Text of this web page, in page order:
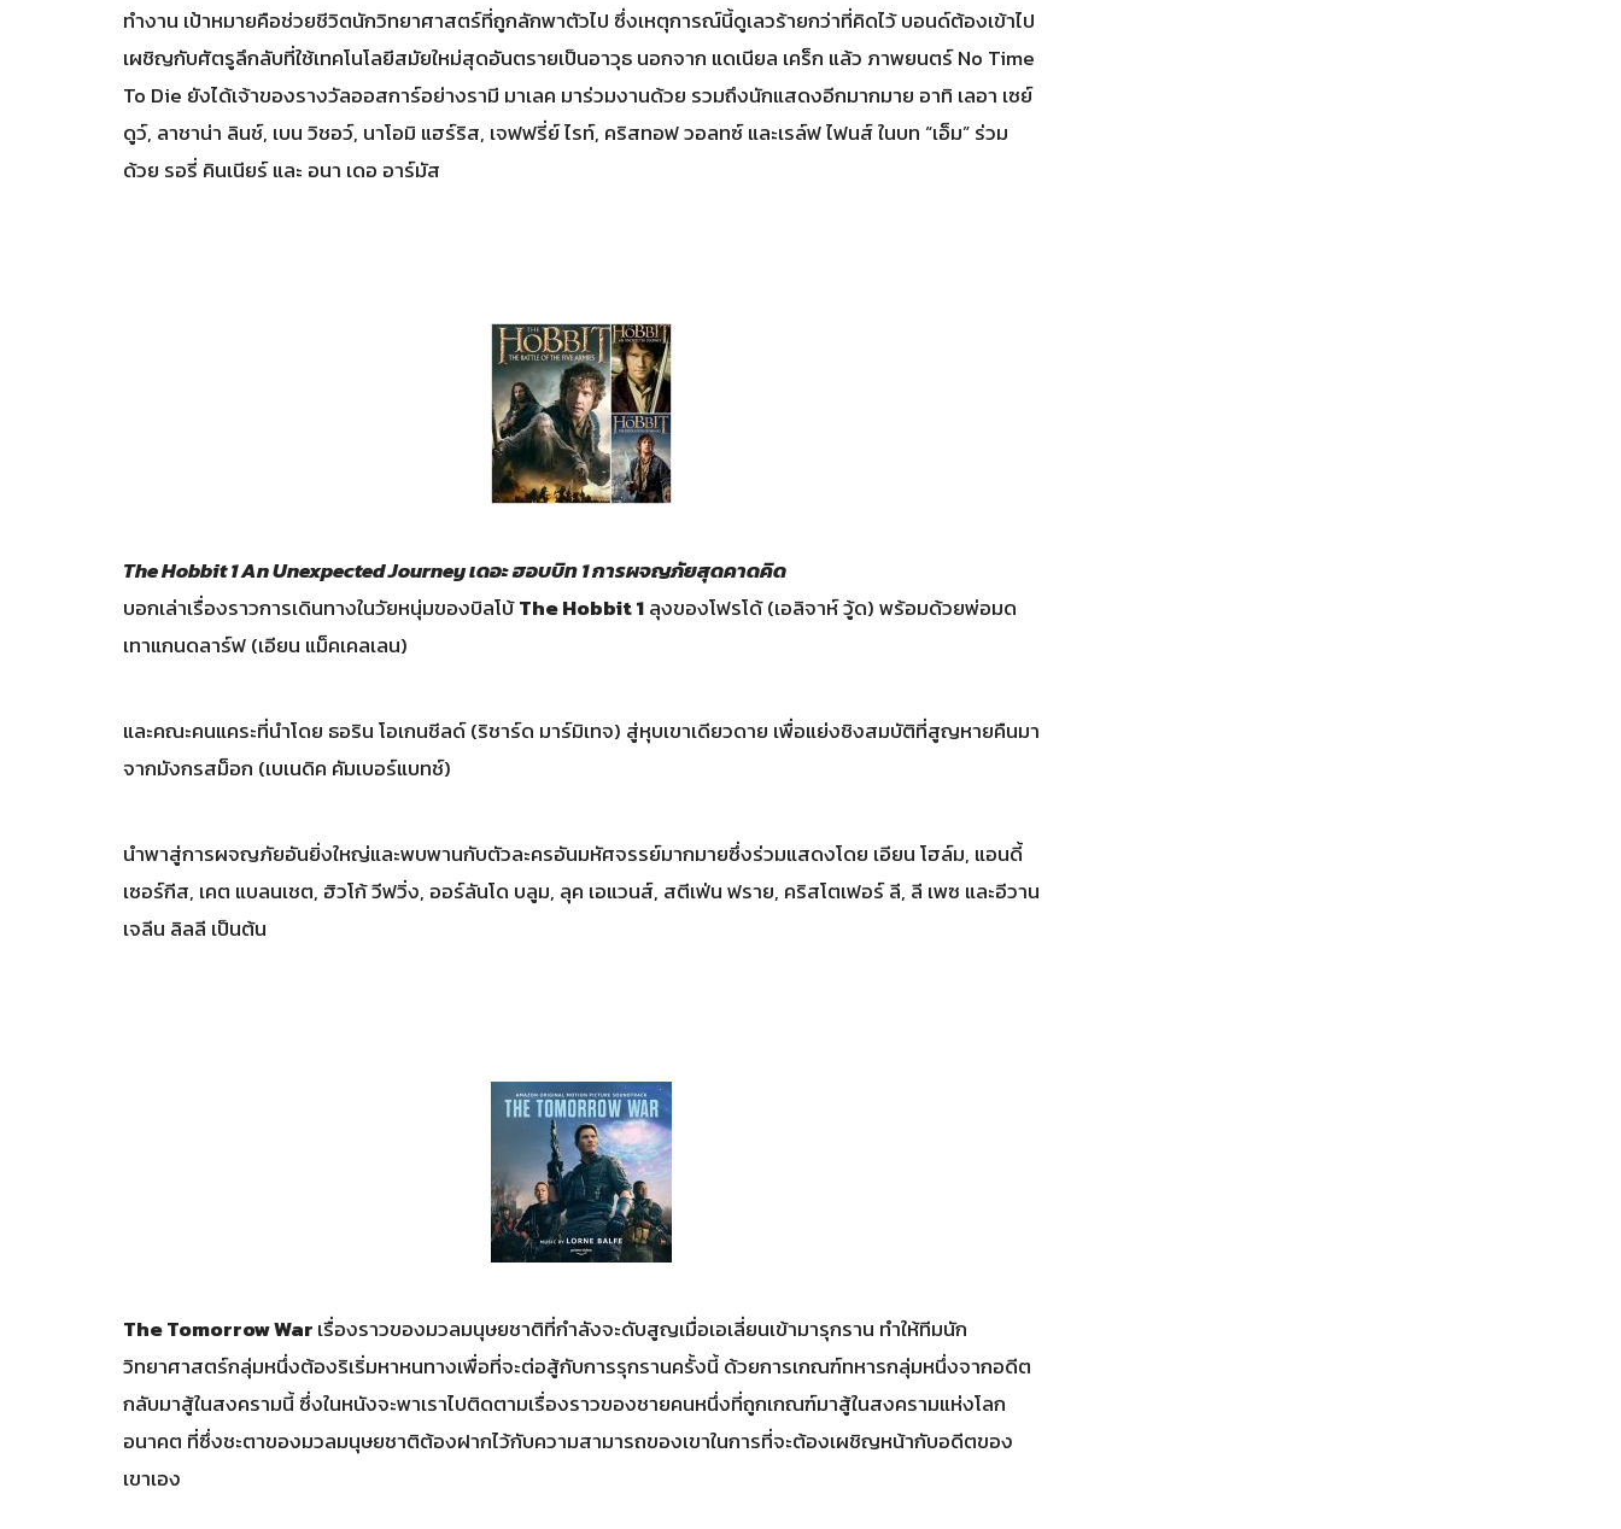
ทำงาน เป้าหมายคือช่วยชีวิตนักวิทยาศาสตร์ที่ถูกลักพาตัวไป ซึ่งเหตุการณ์นี้ดูเลวร้ายกว่าที่คิดไว้ บอนด์ต้องเข้าไป
เผชิญกับศัตรูลึกลับที่ใช้เทคโนโลยีสมัยใหม่สุดอันตรายเป็นอาวุธ นอกจาก แดเนียล เคร็ก แล้ว ภาพยนตร์ No Time
To Die ยังได้เจ้าของรางวัลออสการ์อย่างรามี มาเลค มาร่วมงานด้วย รวมถึงนักแสดงอีกมากมาย อาทิ เลอา เซย์
ดูว์, ลาชาน่า ลินช์, เบน วิชอว์, นาโอมิ แฮร์ริส, เจฟฟรี่ย์ ไรท์, คริสทอฟ วอลทซ์ และเรล์ฟ ไฟนส์ ในบท “เอ็ม” ร่วม
ด้วย รอรี่ คินเนียร์ และ อนา เดอ อาร์มัส
The Hobbit 1 An Unexpected Journey เดอะ ฮอบบิท 1 การผจญภัยสุดคาดคิด
บอกเล่าเรื่องราวการเดินทางในวัยหนุ่มของบิลโบ้The Hobbit 1ลุงของโฟรโด้ (เอลิจาห์ วู้ด) พร้อมด้วยพ่อมด
เทาแกนดลาร์ฟ (เอียน แม็คเคลเลน)
และคณะคนแคระที่นำโดย ธอริน โอเกนชีลด์ (ริชาร์ด มาร์มิเทจ) สู่หุบเขาเดียวดาย เพื่อแย่งชิงสมบัติที่สูญหายคืนมา
จากมังกรสม็อก (เบเนดิค คัมเบอร์แบทช์)
นำพาสู่การผจญภัยอันยิ่งใหญ่และพบพานกับตัวละครอันมหัศจรรย์มากมายซึ่งร่วมแสดงโดย เอียน โฮล์ม, แอนดี้
เซอร์กีส, เคต แบลนเชต, ฮิวโก้ วีฟวิ่ง, ออร์ลันโด บลูม, ลุค เอแวนส์, สตีเฟ่น ฟราย, คริสโตเฟอร์ ลี, ลี เพซ และอีวาน
เจลีน ลิลลี เป็นต้น
The Tomorrow Warเรื่องราวของมวลมนุษยชาติที่กำลังจะดับสูญเมื่อเอเลี่ยนเข้ามารุกราน ทำให้ทีมนัก
วิทยาศาสตร์กลุ่มหนึ่งต้องริเริ่มหาหนทางเพื่อที่จะต่อสู้กับการรุกรานครั้งนี้ ด้วยการเกณฑ์ทหารกลุ่มหนึ่งจากอดีต
กลับมาสู้ในสงครามนี้ ซึ่งในหนังจะพาเราไปติดตามเรื่องราวของชายคนหนึ่งที่ถูกเกณฑ์มาสู้ในสงครามแห่งโลก
อนาคต ที่ซึ่งชะตาของมวลมนุษยชาติต้องฝากไว้กับความสามารถของเขาในการที่จะต้องเผชิญหน้ากับอดีตของ
เขาเอง